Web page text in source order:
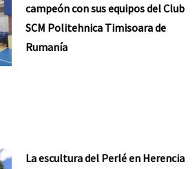
campeón con sus equipos del Club
SCM Politehnica Timisoara de
Rumanía
La escultura del Perlé en Herencia